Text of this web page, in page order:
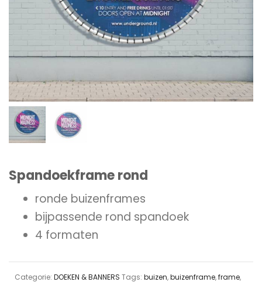
Spandoekframe rond
ronde buizenframes
bijpassende rond spandoek
4 formaten
Categorie: DOEKEN & BANNERS Tags: buizen,buizenframe,frame,